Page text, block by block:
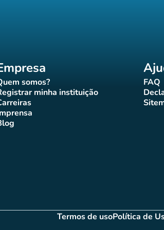
somos?
(novo separador)
minha instituição
(novo separador)
(novo separador)
(novo separador)
(novo separador)
FAQ
Termos de uso(novo separador)
Política de